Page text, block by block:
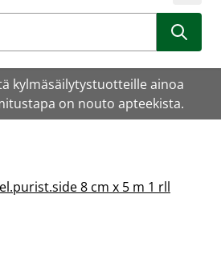
kylmäsäilytystuotteille ainoa
on nouto apteekista.
8 cm x 5 m 1 rll